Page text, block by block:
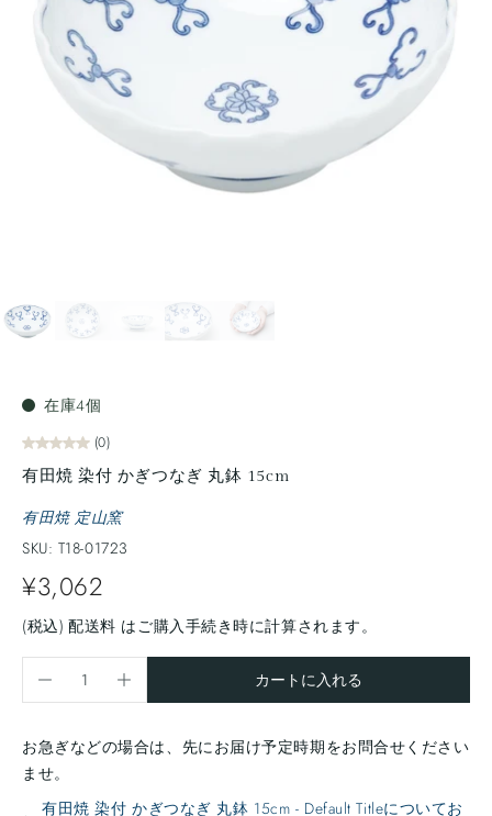
在庫4個
(0)
有田焼 染付 かぎつなぎ 丸鉢 15cm
有田焼 定山窯
SKU: T18-01723
¥3,062
(税込) 配送料 はご購入手続き時に計算されます。
カートに入れる
お急ぎなどの場合は、先にお届け予定時期をお問合せください
ませ。
有田焼 染付 かぎつなぎ 丸鉢 15cm - Default Titleについてお